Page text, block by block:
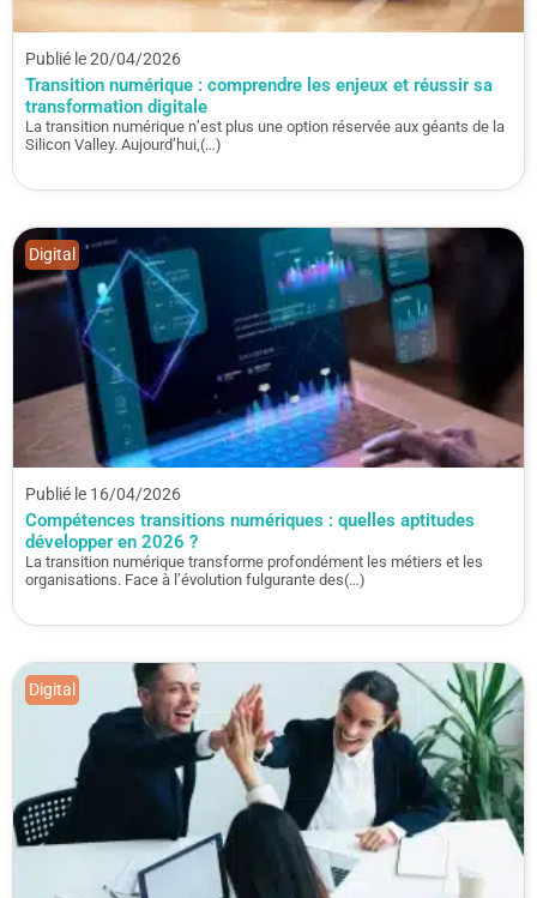
Publié le 20/04/2026
Transition numérique : comprendre les enjeux et réussir sa
transformation digitale
La transition numérique n’est plus une option réservée aux géants de la
Silicon Valley. Aujourd’hui,(…)
Publié le 16/04/2026
Compétences transitions numériques : quelles aptitudes
développer en 2026 ?
La transition numérique transforme profondément les métiers et les
organisations. Face à l’évolution fulgurante des(…)
Digital
Digital